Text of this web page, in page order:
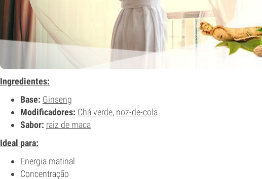
Ingredientes:
Base: Ginseng
Modificadores: Chá verde, noz-de-cola
Sabor: raiz de maca
Ideal para:
Energia matinal
Concentração